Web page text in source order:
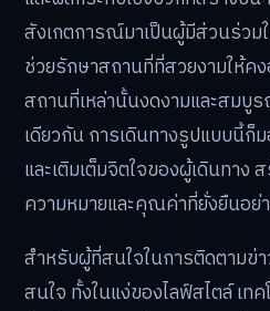
สังเกตการณ์มาเป็นผู้มีส่วนร่วม
ช่วยรักษาสถานที่ที่สวยงามให้ค
สถานที่เหล่านั้นงดงามและสมบู
เดียวกัน การเดินทางรูปแบบนี้
และเติมเต็มจิตใจของผู้เดินทาง
ความหมายและคุณค่าที่ยั่งยืนอย่
สำหรับผู้ที่สนใจในการติดตามข่
สนใจ ทั้งในแง่ของไลฟ์สไตล์ เท